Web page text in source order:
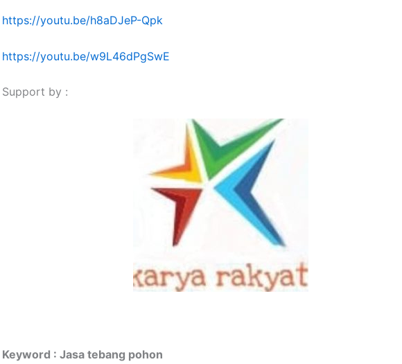
https://youtu.be/h8aDJeP-Qpk
https://youtu.be/w9L46dPgSwE
Support by :
Keyword : Jasa tebang pohon